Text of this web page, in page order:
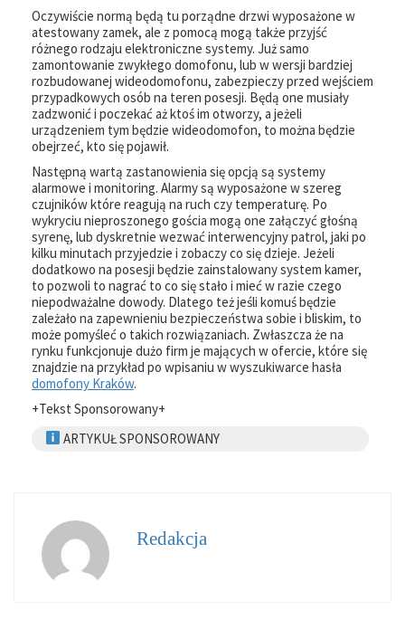
Oczywiście normą będą tu porządne drzwi wyposażone w
atestowany zamek, ale z pomocą mogą także przyjść
różnego rodzaju elektroniczne systemy. Już samo
zamontowanie zwykłego domofonu, lub w wersji bardziej
rozbudowanej wideodomofonu, zabezpieczy przed wejściem
przypadkowych osób na teren posesji. Będą one musiały
zadzwonić i poczekać aż ktoś im otworzy, a jeżeli
urządzeniem tym będzie wideodomofon, to można będzie
obejrzeć, kto się pojawił.
Następną wartą zastanowienia się opcją są systemy
alarmowe i monitoring. Alarmy są wyposażone w szereg
czujników które reagują na ruch czy temperaturę. Po
wykryciu nieproszonego gościa mogą one załączyć głośną
syrenę, lub dyskretnie wezwać interwencyjny patrol, jaki po
kilku minutach przyjedzie i zobaczy co się dzieje. Jeżeli
dodatkowo na posesji będzie zainstalowany system kamer,
to pozwoli to nagrać to co się stało i mieć w razie czego
niepodważalne dowody. Dlatego też jeśli komuś będzie
zależało na zapewnieniu bezpieczeństwa sobie i bliskim, to
może pomyśleć o takich rozwiązaniach. Zwłaszcza że na
rynku funkcjonuje dużo firm je mających w ofercie, które się
znajdzie na przykład po wpisaniu w wyszukiwarce hasła
domofony Kraków.
+Tekst Sponsorowany+
ARTYKUŁ SPONSOROWANY
Redakcja